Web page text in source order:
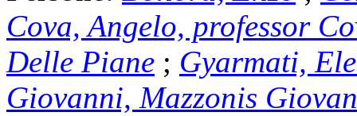
Cova, Angelo, professor
Delle Piane ; Gyarmati,
Giovanni, Mazzonis